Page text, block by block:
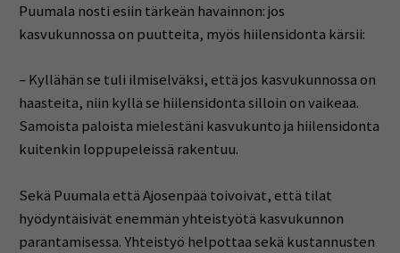
Puumala nosti esiin tärkeän havainnon: jos
kasvukunnossa on puutteita, myös hiilensidonta kärsii:
– Kyllähän se tuli ilmiselväksi, että jos kasvukunnossa on
haasteita, niin kyllä se hiilensidonta silloin on vaikeaa.
Samoista paloista mielestäni kasvukunto ja hiilensidonta
kuitenkin loppupeleissä rakentuu.
Sekä Puumala että Ajosenpää toivoivat, että tilat
hyödyntäisivät enemmän yhteistyötä kasvukunnon
parantamisessa. Yhteistyö helpottaa sekä kustannusten